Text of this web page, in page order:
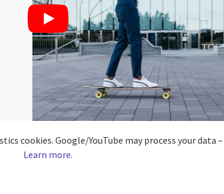
cookies. Google/YouTube may process your data –
Learn more.